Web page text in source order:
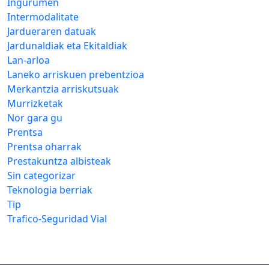
Intermodalitate
Jardueraren datuak
Jardunaldiak eta Ekitaldiak
Lan-arloa
Laneko arriskuen prebentzioa
Merkantzia arriskutsuak
Murrizketak
Nor gara gu
Prentsa
Prentsa oharrak
Prestakuntza albisteak
Sin categorizar
Teknologia berriak
Tip
Trafico-Seguridad Vial